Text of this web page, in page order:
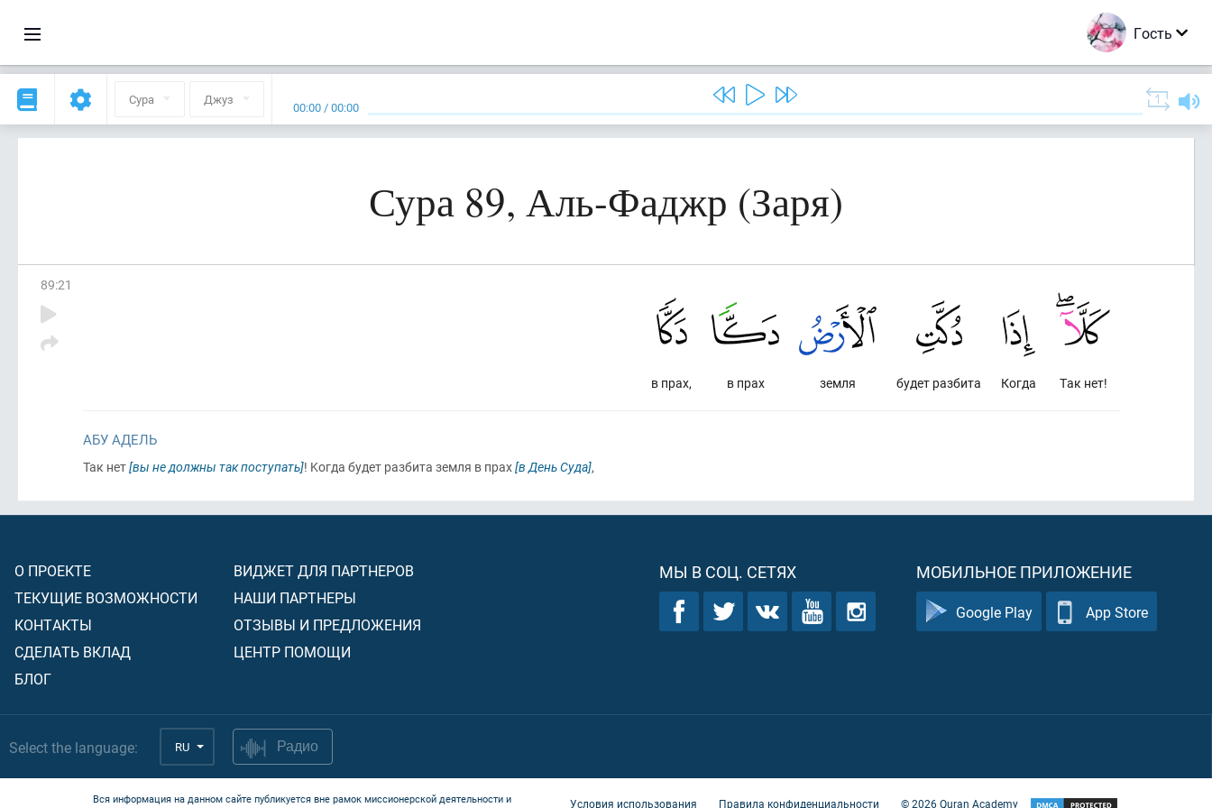
Гость
Сура Джуз 00:00 /00:00
Сура 89, Аль-Фаджр (Заря)
89:21
Так нет!
Когда
будет разбита
земля
в прах
в прах,
АБУ АДЕЛЬ
Taк нeт[вы не должны так поступать]! Koгдa бyдет paзбита зeмля в прах[в День Суда],
О ПРОЕКТЕ
ТЕКУЩИЕ ВОЗМОЖНОСТИ
КОНТАКТЫ
СДЕЛАТЬ ВКЛАД
БЛОГ
ВИДЖЕТ ДЛЯ ПАРТНЕРОВ
НАШИ ПАРТНЕРЫ
ОТЗЫВЫ И ПРЕДЛОЖЕНИЯ
ЦЕНТР ПОМОЩИ
МЫ В СОЦ. СЕТЯХ МОБИЛЬНОЕ ПРИЛОЖЕНИЕ
Google Play App Store
Select the language: RU Радио
Вся информация на данном сайте публикуется вне рамок миссионерской деятельности и
Условия использования Правила конфиденциальности ©2026Quran Academy